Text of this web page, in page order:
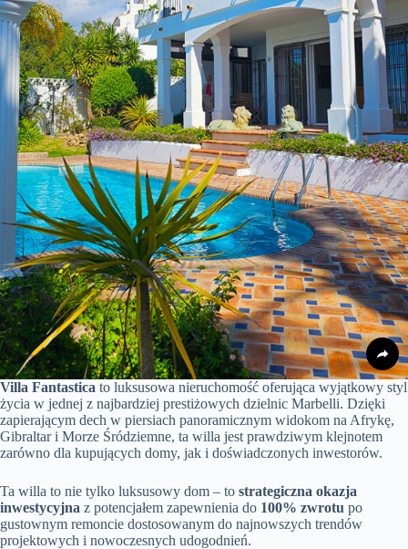
Villa Fantastica to luksusowa nieruchomość oferująca wyjątkowy styl
życia w jednej z najbardziej prestiżowych dzielnic Marbelli. Dzięki
zapierającym dech w piersiach panoramicznym widokom na Afrykę,
Gibraltar i Morze Śródziemne, ta willa jest prawdziwym klejnotem
zarówno dla kupujących domy, jak i doświadczonych inwestorów.
Ta willa to nie tylko luksusowy dom – to strategiczna okazja
inwestycyjna z potencjałem zapewnienia do 100% zwrotu po
gustownym remoncie dostosowanym do najnowszych trendów
projektowych i nowoczesnych udogodnień.